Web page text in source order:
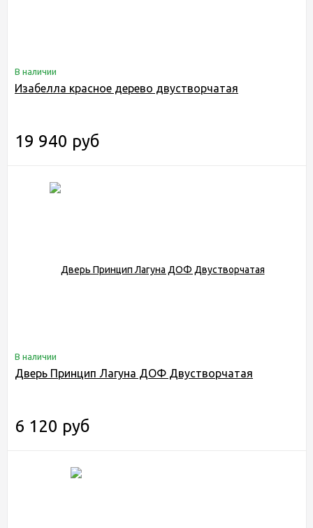
В наличии
Изабелла красное дерево двустворчатая
19 940 руб
В наличии
Дверь Принцип Лагуна ДОФ Двустворчатая
6 120 руб